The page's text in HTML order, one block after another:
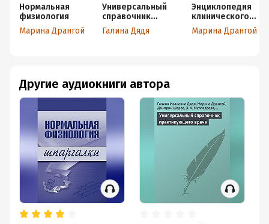
Нормальная
физиология
Марина Дрангой
Универсальный
справочник
практикующего
врача
Галина Дядя
Энциклопедия
клинического
акушерства
Марина Дрангой
Другие аудиокниги автора